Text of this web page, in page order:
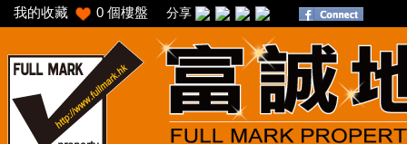
我的收藏 0 個樓盤 分享